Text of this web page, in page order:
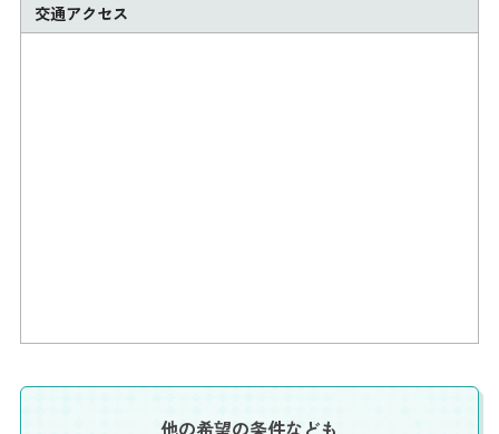
交通アクセス
他の希望の条件なども